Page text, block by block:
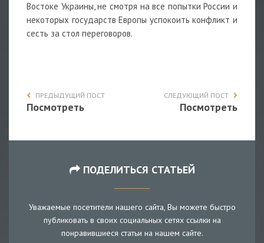
Востоке Украины, не смотря на все попытки России и
некоторых государств Европы успокоить конфликт и
сесть за стол переговоров.
ПРЕДЫДУЩИЙ ПОСТ
Посмотреть
СЛЕДУЮЩИЙ ПОСТ
Посмотреть
ПОДЕЛИТЬСЯ СТАТЬЕЙ
Уважаемые посетители нашего сайта, Вы можете быстро
публиковать в своих социальных сетях ссылки на
понравившиеся статьи на нашем сайте.